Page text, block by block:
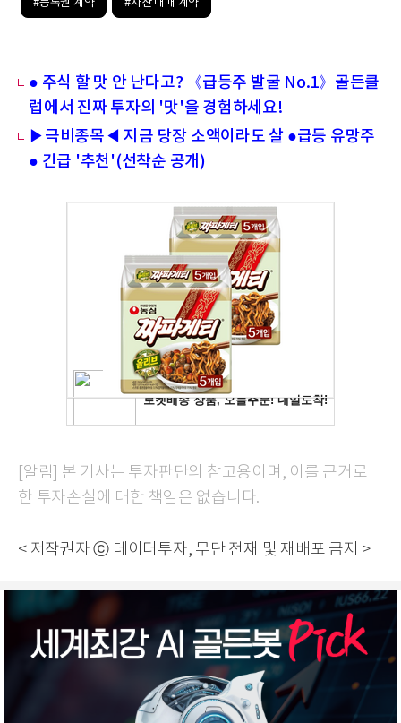
#등록권 계약 #자산 매매 계약
● 주식 할 맛 안 난다고? 《급등주 발굴 No.1》골든클
럽에서 진짜 투자의 '맛'을 경험하세요!
▶극비종목◀ 지금 당장 소액이라도 살 ●급등 유망주
● 긴급 '추천'(선착순 공개)
[알림] 본 기사는 투자판단의 참고용이며, 이를 근거로
한 투자손실에 대한 책임은 없습니다.
< 저작권자 ⓒ 데이터투자, 무단 전재 및 재배포 금지 >